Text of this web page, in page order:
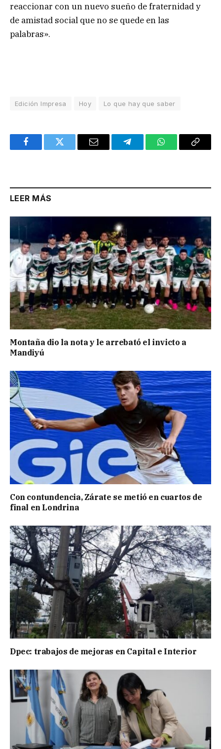
reaccionar con un nuevo sueño de fraternidad y
de amistad social que no se quede en las
palabras».
Edición Impresa Hoy Lo que hay que saber
FacebookTwitter Email TelegramWhatsAppCopy
LEER MÁS
Montaña dio la nota y le arrebató el invicto a
Mandiyú
Con contundencia, Zárate se metió en cuartos de
final en Londrina
Dpec: trabajos de mejoras en Capital e Interior